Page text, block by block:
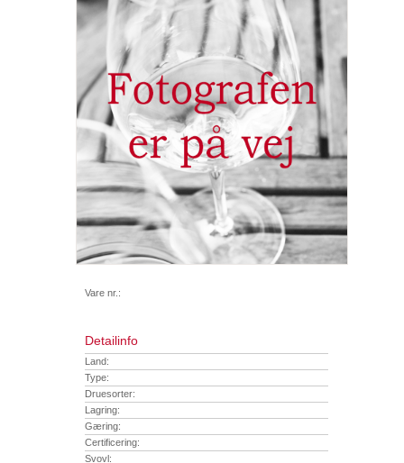
Vare nr.:
Detailinfo
Land:
Type:
Druesorter:
Lagring:
Gæring:
Certificering:
Svovl: